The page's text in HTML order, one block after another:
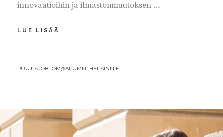
innovaatioihin ja ilmastonmuutoksen …
LUE LISÄÄ
–
HYVÄ
BY
RUUT.SJOBLOM@ALUMNI.HELSINKI.FI